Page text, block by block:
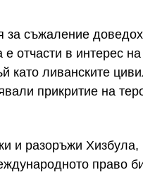
за съжаление
отчасти в интерес
като ливанските
прикритие на
и разоръжи Хизбула,
право